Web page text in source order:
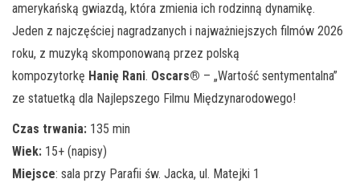
amerykańską gwiazdą, która zmienia ich rodzinną dynamikę.
Jeden z najczęściej nagradzanych i najważniejszych filmów 2026
roku, z muzyką skomponowaną przez polską
kompozytorkę Hanię Rani. Oscars® – „Wartość sentymentalna”
ze statuetką dla Najlepszego Filmu Międzynarodowego!
Czas trwania: 135 min
Wiek: 15+ (napisy)
Miejsce: sala przy Parafii św. Jacka, ul. Matejki 1